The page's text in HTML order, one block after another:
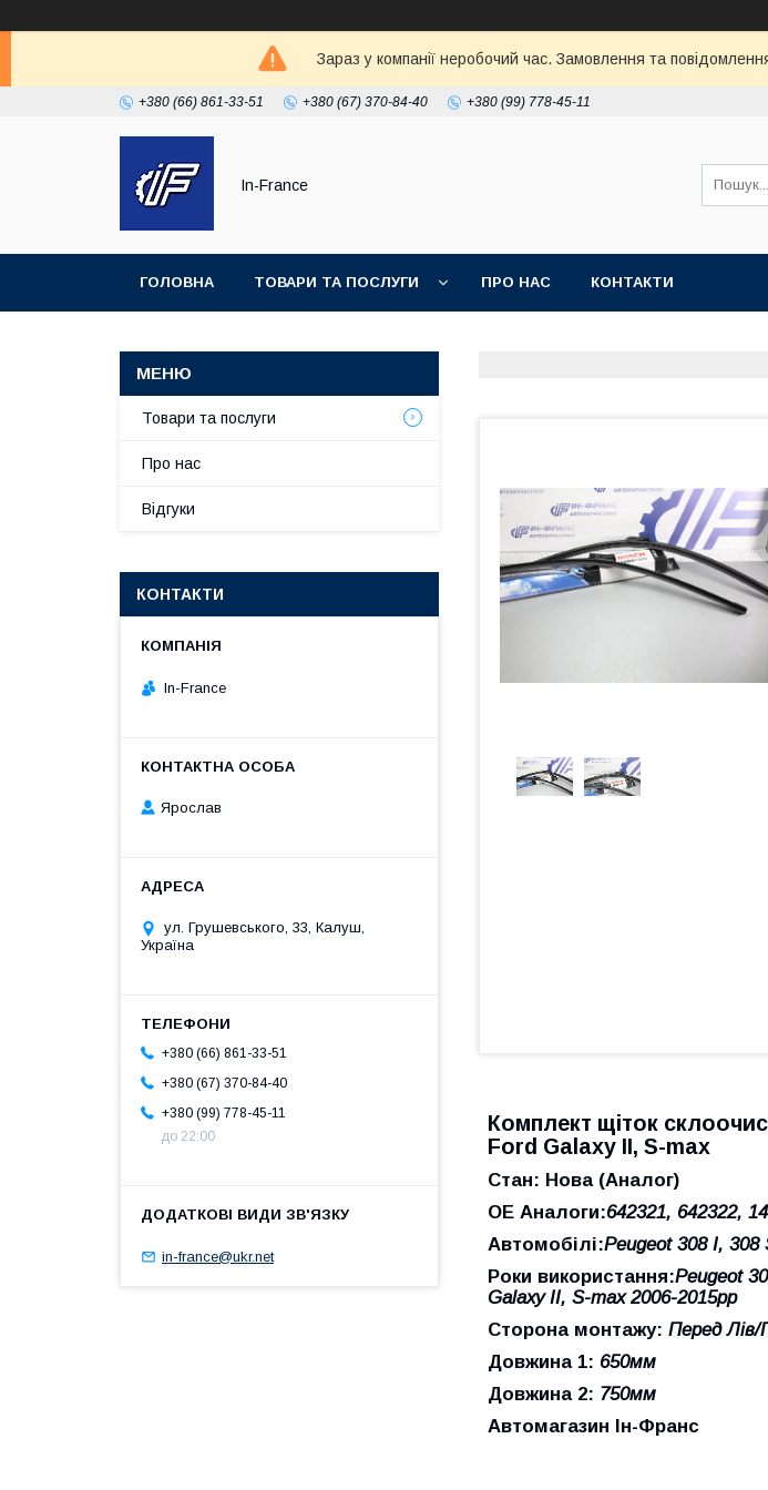
Зараз у компанії неробочий час. Замовлення та
+380 (66) 861-33-51 +380 (67) 370-84-40 +380 (99) 778-45-11
In-France
ГОЛОВНА ТОВАРИ ТА ПОСЛУГИ ПРО НАС КОНТАКТИ
Комплект щіток
Ford Galaxy II, S-max
Стан: Нова (Аналог)
ОЕ Аналоги:642321, 642322,
Автомобілі:Peugeot 308 I,
Роки використання:Peugeot
Galaxy II, S-max 2006-2015рр
Сторона монтажу: Перед Лів/
Довжина 1: 650мм
Довжина 2: 750мм
Автомагазин Ін-Франс
Товари та послуги
Про нас
Відгуки
КОНТАКТИ
In-France
Ярослав
ул. Грушевського, 33, Калуш,
Україна
+380 (66) 861-33-51
+380 (67) 370-84-40
+380 (99) 778-45-11
до 22:00
in-france@ukr.net